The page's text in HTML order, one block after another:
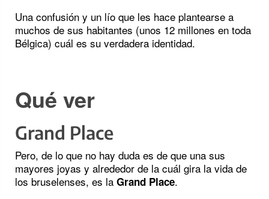
Una confusión y un lío que les hace plantearse a
muchos de sus habitantes (unos 12 millones en toda
Bélgica) cuál es su verdadera identidad.
Qué ver
Grand Place
Pero, de lo que no hay duda es de que una sus
mayores joyas y alrededor de la cuál gira la vida de
los bruselenses, es la Grand Place.